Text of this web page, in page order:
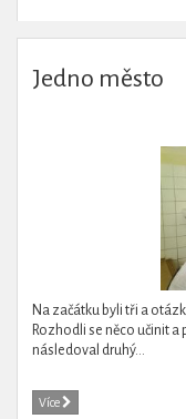
Jedno město
Na začátku byli tři a
Rozhodli se něco učinit
následoval druhý...
Více